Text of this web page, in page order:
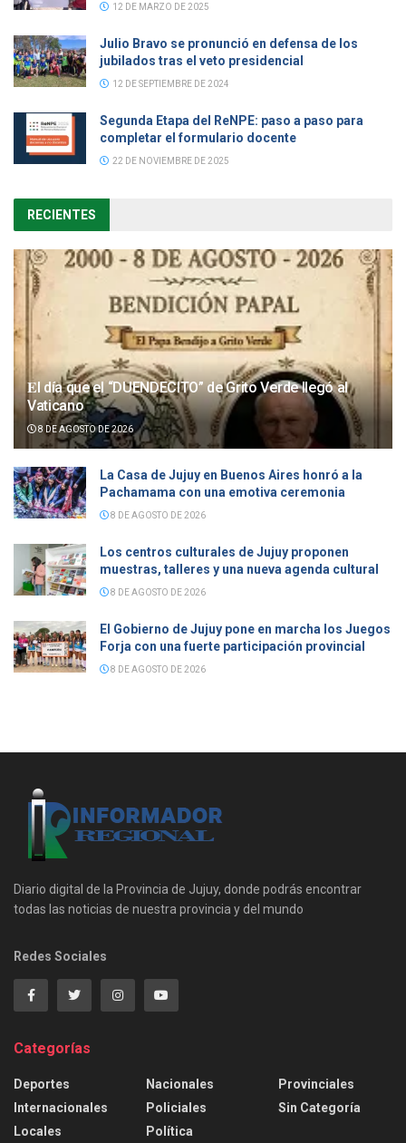
12 DE MARZO DE 2025
Julio Bravo se pronunció en defensa de los
jubilados tras el veto presidencial
12 DE SEPTIEMBRE DE 2024
Segunda Etapa del ReNPE: paso a paso para
completar el formulario docente
22 DE NOVIEMBRE DE 2025
RECIENTES
𝐄l día que el “DUENDECITO” de Grito Verde llegó al
Vaticano
8 DE AGOSTO DE 2026
La Casa de Jujuy en Buenos Aires honró a la
Pachamama con una emotiva ceremonia
8 DE AGOSTO DE 2026
Los centros culturales de Jujuy proponen
muestras, talleres y una nueva agenda cultural
8 DE AGOSTO DE 2026
El Gobierno de Jujuy pone en marcha los Juegos
Forja con una fuerte participación provincial
8 DE AGOSTO DE 2026
Diario digital de la Provincia de Jujuy, donde podrás encontrar
todas las noticias de nuestra provincia y del mundo
Redes Sociales
Categorías
Deportes
Internacionales
Locales
Nacionales
Policiales
Política
Provinciales
Sin Categoría